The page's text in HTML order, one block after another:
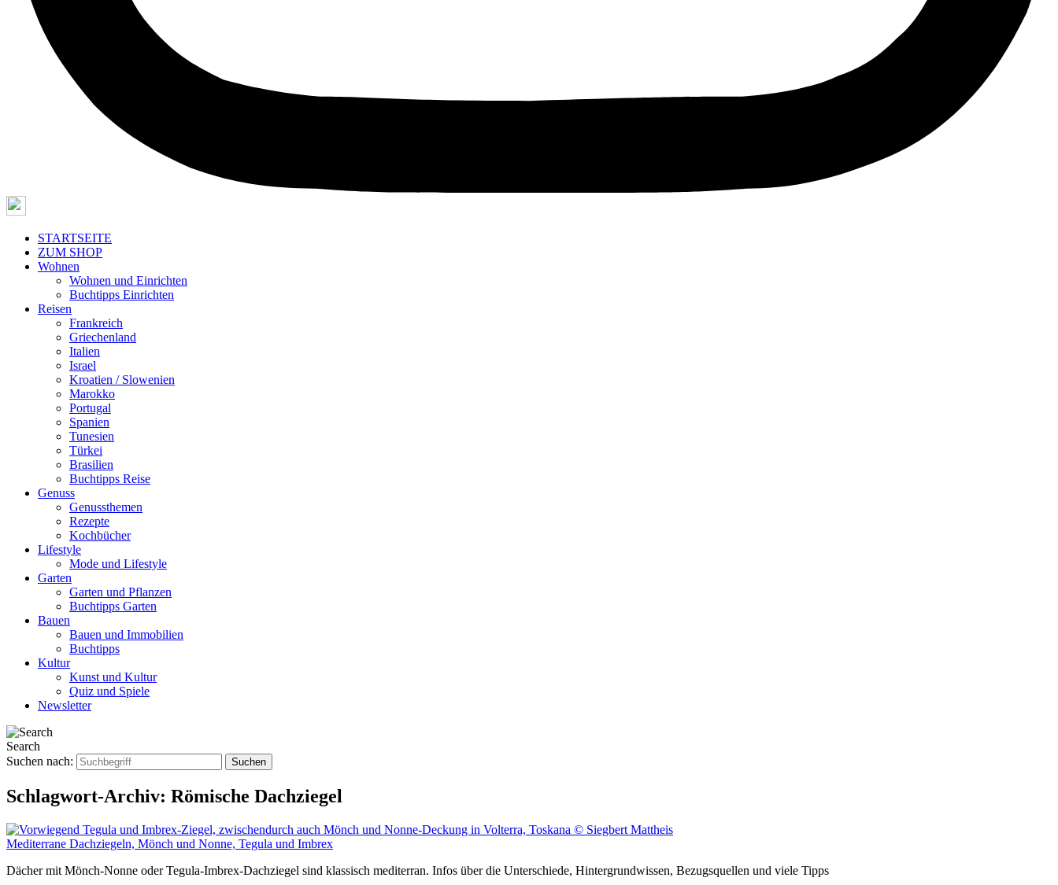
STARTSEITE
ZUM SHOP
Wohnen
Wohnen und Einrichten
Buchtipps Einrichten
Reisen
Frankreich
Griechenland
Italien
Israel
Kroatien / Slowenien
Marokko
Portugal
Spanien
Tunesien
Türkei
Brasilien
Buchtipps Reise
Genuss
Genussthemen
Rezepte
Kochbücher
Lifestyle
Mode und Lifestyle
Garten
Garten und Pflanzen
Buchtipps Garten
Bauen
Bauen und Immobilien
Buchtipps
Kultur
Kunst und Kultur
Quiz und Spiele
Newsletter
Search
Suchen nach:
Schlagwort-Archiv: Römische Dachziegel
Mediterrane Dachziegeln, Mönch und Nonne, Tegula und Imbrex
Dächer mit Mönch-Nonne oder Tegula-Imbrex-Dachziegel sind klassisch mediterran. Infos über die Unterschiede, Hintergrundwissen, Bezugsquellen und viele Tipps